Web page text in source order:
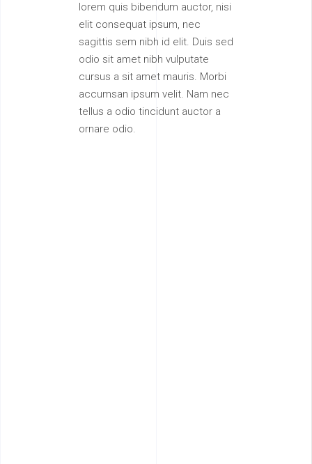
lorem quis bibendum auctor, nisi
elit consequat ipsum, nec
sagittis sem nibh id elit. Duis sed
odio sit amet nibh vulputate
cursus a sit amet mauris. Morbi
accumsan ipsum velit. Nam nec
tellus a odio tincidunt auctor a
ornare odio.